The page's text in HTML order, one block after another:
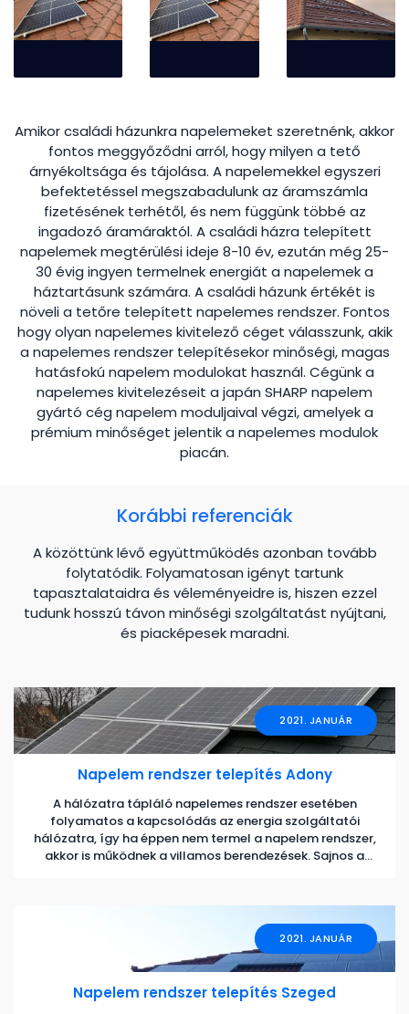
Amikor családi házunkra napelemeket szeretnénk, akkor
fontos meggyőződni arról, hogy milyen a tető
árnyékoltsága és tájolása. A napelemekkel egyszeri
befektetéssel megszabadulunk az áramszámla
fizetésének terhétől, és nem függünk többé az
ingadozó áramáraktól. A családi házra telepített
napelemek megtérülési ideje 8-10 év, ezután még 25-
30 évig ingyen termelnek energiát a napelemek a
háztartásunk számára. A családi házunk értékét is
növeli a tetőre telepített napelemes rendszer. Fontos
hogy olyan napelemes kivitelező céget válasszunk, akik
a napelemes rendszer telepítésekor minőségi, magas
hatásfokú napelem modulokat használ. Cégünk a
napelemes kivitelezéseit a japán SHARP napelem
gyártó cég napelem moduljaival végzi, amelyek a
prémium minőséget jelentik a napelemes modulok
piacán.
Korábbi referenciák
A közöttünk lévő együttműködés azonban tovább
folytatódik. Folyamatosan igényt tartunk
tapasztalataidra és véleményeidre is, hiszen ezzel
tudunk hosszú távon minőségi szolgáltatást nyújtani,
és piacképesek maradni.
2021. JANUÁR
Napelem rendszer telepítés Adony
A hálózatra tápláló napelemes rendszer esetében
folyamatos a kapcsolódás az energia szolgáltatói
hálózatra, így ha éppen nem termel a napelem rendszer,
akkor is működnek a villamos berendezések. Sajnos a
működése feltétele, hogy AC oldalról és DC oldalról is
meg kell kapnia a megfelelő feszültséget, ez biztonsági
okokból van így. Az akkumulátoros (szigetüzemű)
rendszer esetén az akkumulátor biztosít energiát. A
napelemes rendszerek engedélyezési kötelezettségeit a
Villamos Energia Törvény (VET) szabályozza. Eszerint az
2021. JANUÁR
Napelem rendszer telepítés Szeged